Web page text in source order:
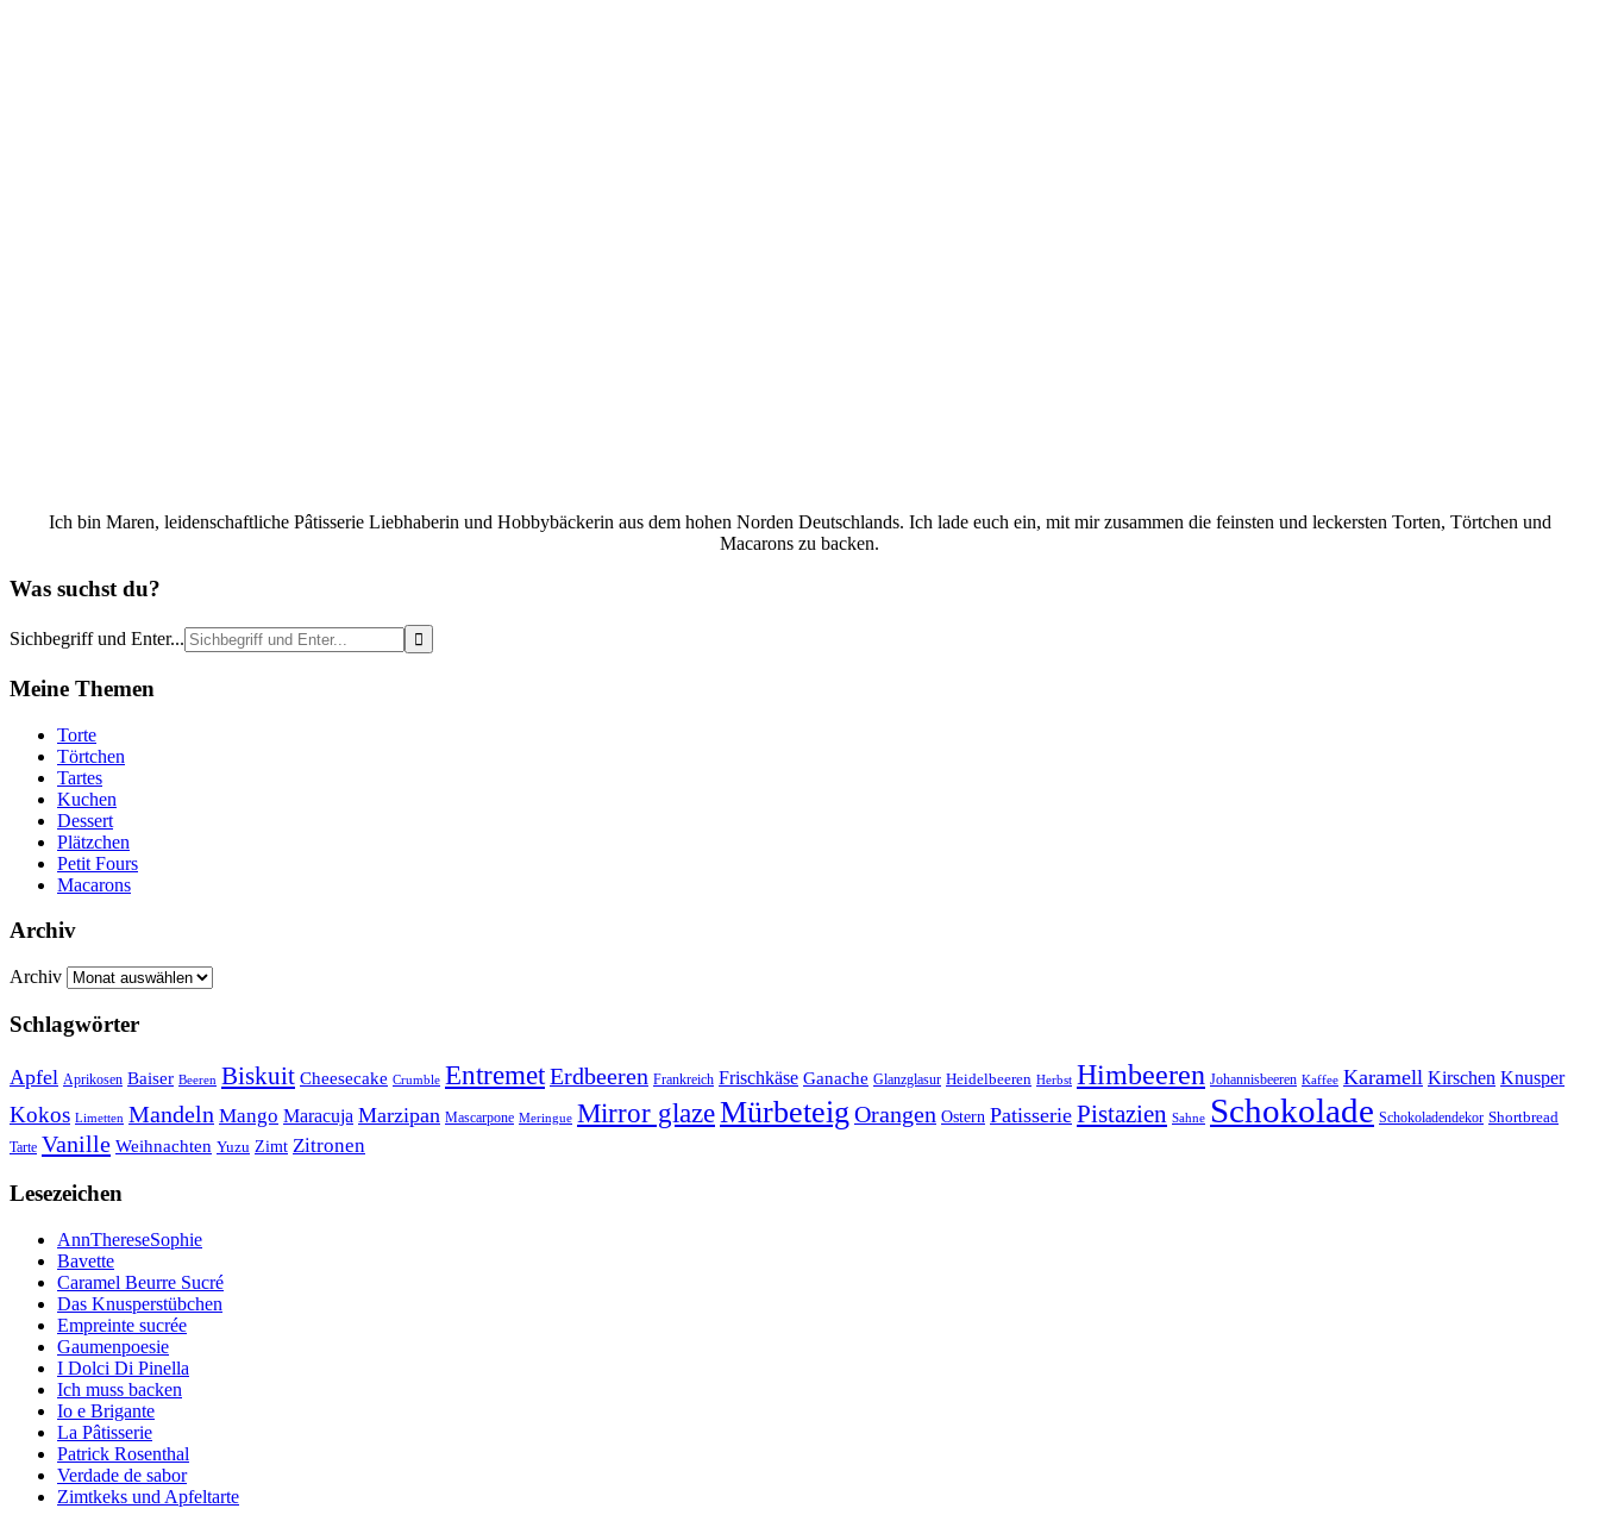
Ich bin Maren, leidenschaftliche Pâtisserie Liebhaberin und Hobbybäckerin aus dem hohen Norden Deutschlands. Ich lade euch ein, mit mir zusammen die feinsten und leckersten Torten, Törtchen und
Macarons zu backen.
Was suchst du?
Sichbegriff und Enter...
Meine Themen
Torte
Törtchen
Tartes
Kuchen
Dessert
Plätzchen
Petit Fours
Macarons
Archiv
Archiv
Schlagwörter
Apfel Aprikosen Baiser Beeren Biskuit Cheesecake Crumble EntremetErdbeeren Frankreich Frischkäse Ganache Glanzglasur Heidelbeeren Herbst Himbeeren Johannisbeeren Kaffee Karamell Kirschen Knusper
Kokos Limetten Mandeln Mango Maracuja Marzipan Mascarpone Meringue Mirror glazeMürbeteig Orangen Ostern Patisserie Pistazien Sahne Schokolade Schokoladendekor Shortbread
Tarte Vanille Weihnachten Yuzu Zimt Zitronen
Lesezeichen
AnnThereseSophie
Bavette
Caramel Beurre Sucré
Das Knusperstübchen
Empreinte sucrée
Gaumenpoesie
I Dolci Di Pinella
Ich muss backen
Io e Brigante
La Pâtisserie
Patrick Rosenthal
Verdade de sabor
Zimtkeks und Apfeltarte